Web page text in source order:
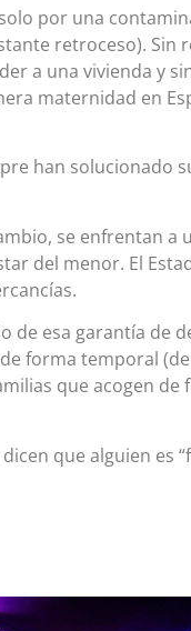
por una
retroceso). Sin
a una vivienda y
maternidad en
han solucionado
se enfrentan a
del menor. El
de esa garantía de
forma temporal
que acogen de
que alguien es